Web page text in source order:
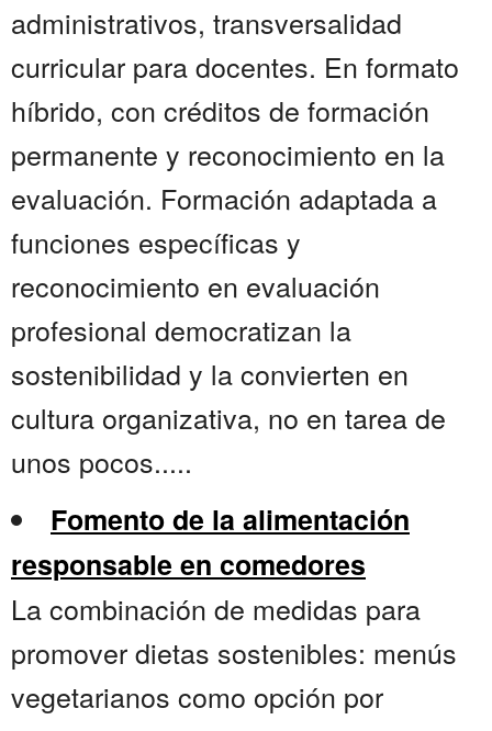
administrativos, transversalidad
curricular para docentes. En formato
híbrido, con créditos de formación
permanente y reconocimiento en la
evaluación. Formación adaptada a
funciones específicas y
reconocimiento en evaluación
profesional democratizan la
sostenibilidad y la convierten en
cultura organizativa, no en tarea de
unos pocos.....
Fomento de la alimentación
responsable en comedores
La combinación de medidas para
promover dietas sostenibles: menús
vegetarianos como opción por